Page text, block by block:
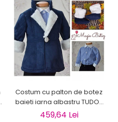
Costum cu palton de botez
baieti iarna albastru TUDOR
cu cojocel 4 piese
459,64 Lei